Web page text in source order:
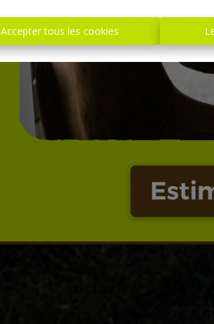
Accepter tous les cookies